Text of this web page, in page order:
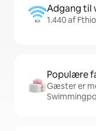
Adgang til
1.440 af
Populære
Gæster er